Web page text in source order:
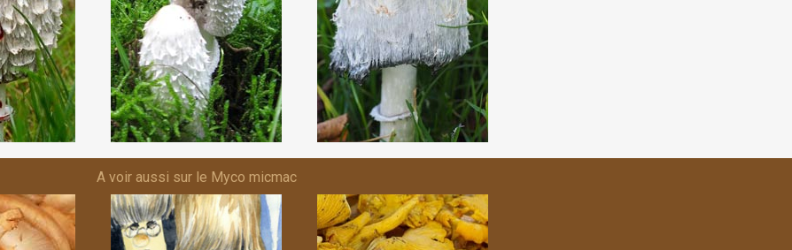
A voir aussi sur le Myco micmac